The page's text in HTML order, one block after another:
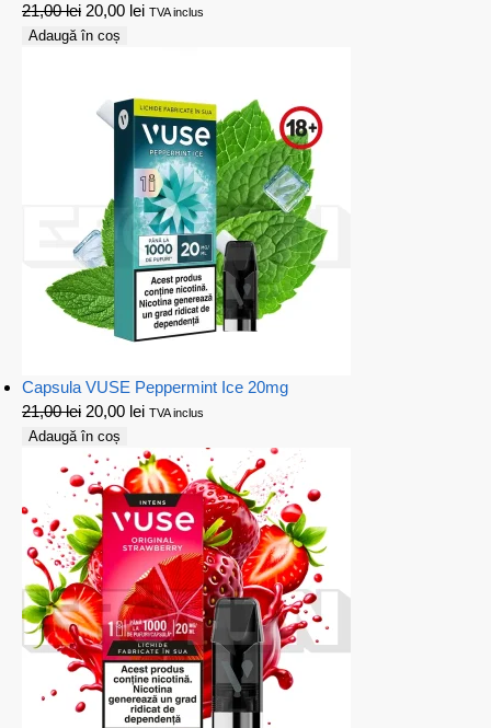
21,00lei 20,00 lei TVA inclus
Adaugă în coș
Capsula VUSE Peppermint Ice 20mg
21,00lei 20,00 lei TVA inclus
Adaugă în coș